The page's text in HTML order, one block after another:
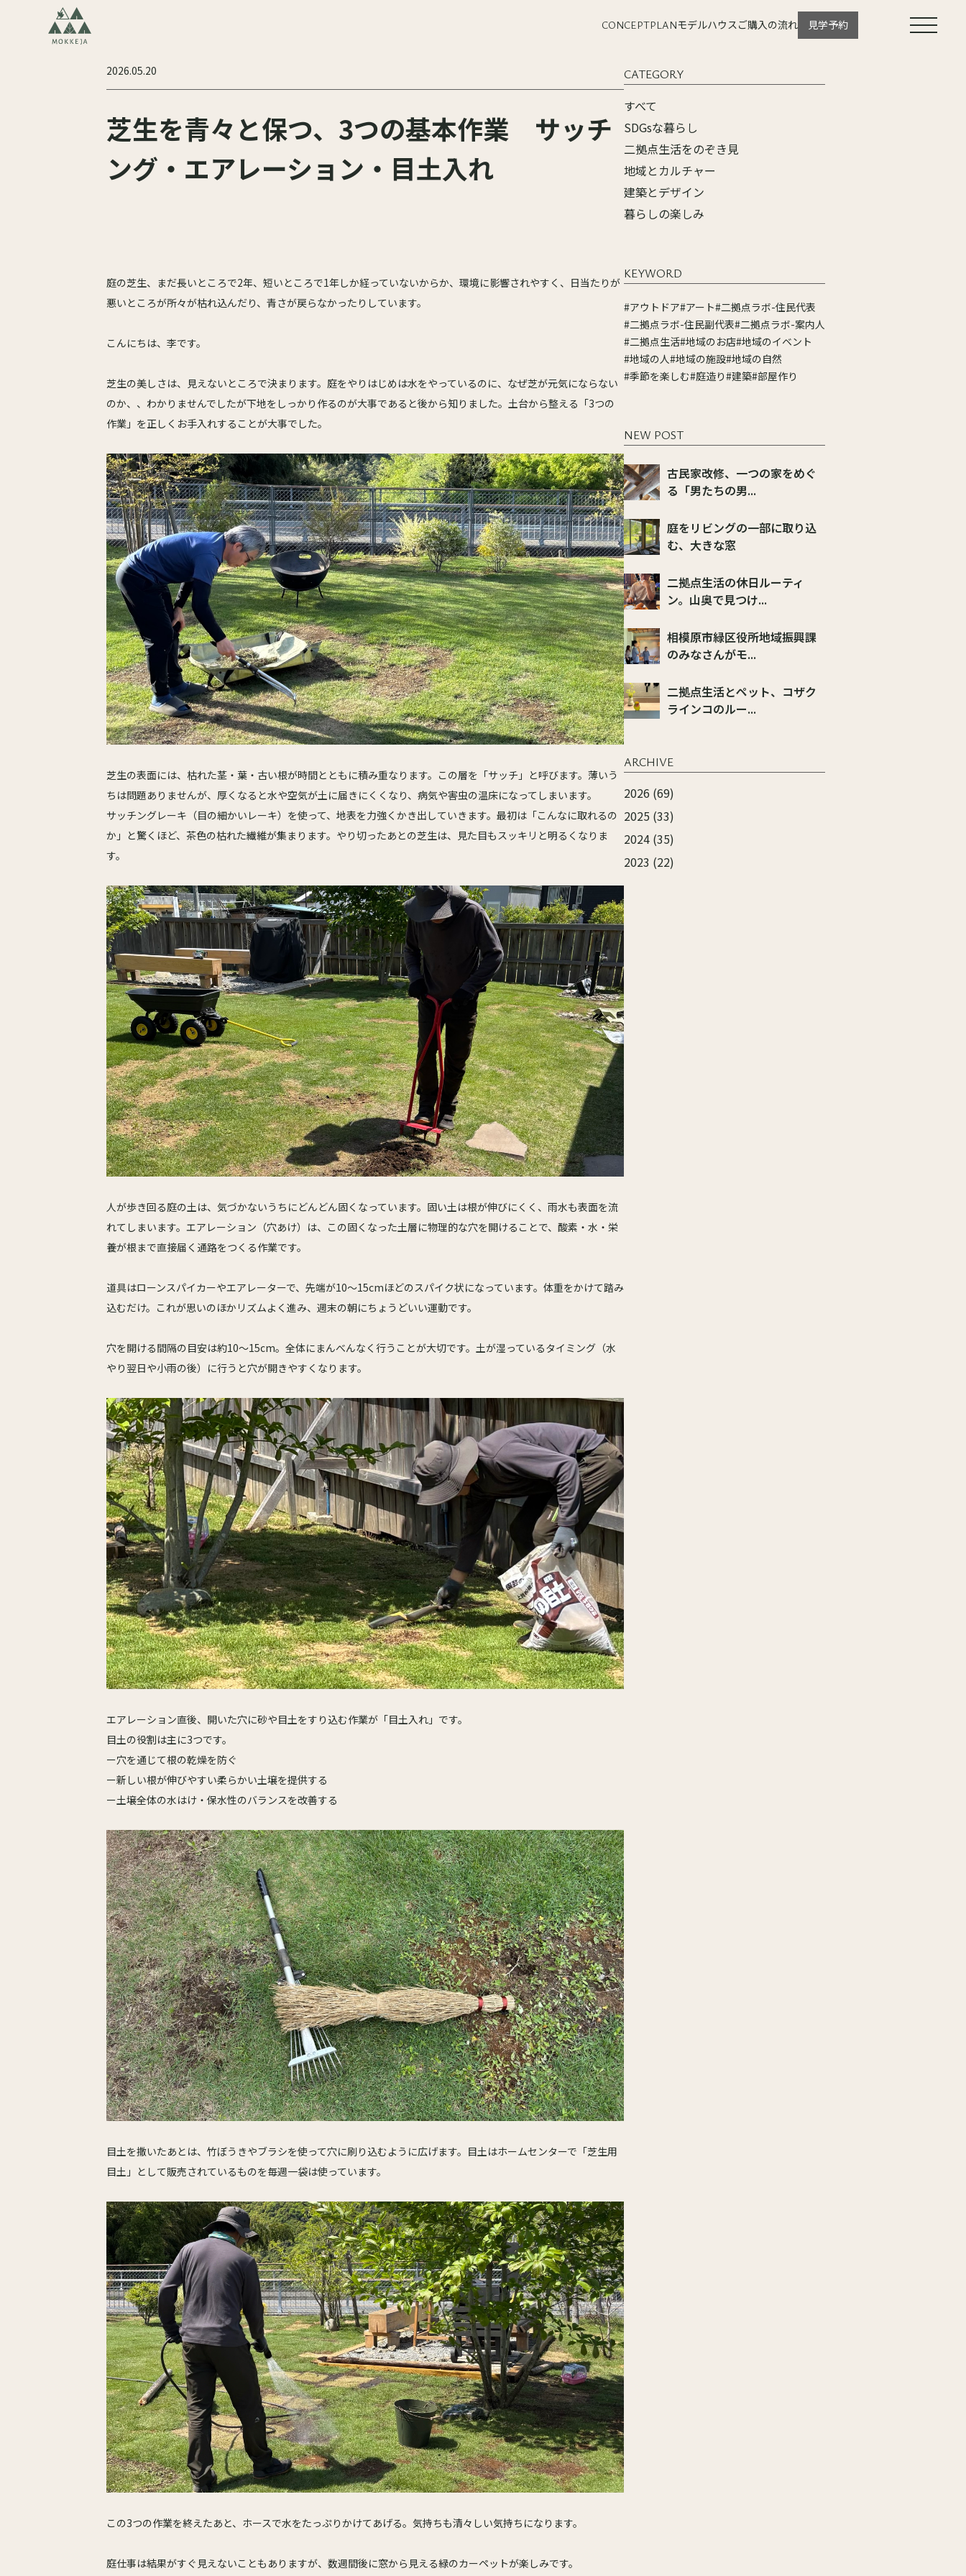
CONCEPTPLANモデルハウスご購入の流れ 見学予約
2026.05.20
芝生を青々と保つ、3つの基本作業 サッチ
ング・エアレーション・目土入れ
庭の芝生、まだ長いところで2年、短いところで1年しか経っていないからか、環境に影響されやすく、日当たりが
悪いところが所々が枯れ込んだり、青さが戻らなかったりしています。
こんにちは、李です。
芝生の美しさは、見えないところで決まります。庭をやりはじめは水をやっているのに、なぜ芝が元気にならない
のか、、わかりませんでしたが下地をしっかり作るのが大事であると後から知りました。土台から整える「3つの
作業」を正しくお手入れすることが大事でした。
芝生の表面には、枯れた茎・葉・古い根が時間とともに積み重なります。この層を「サッチ」と呼びます。薄いう
ちは問題ありませんが、厚くなると水や空気が土に届きにくくなり、病気や害虫の温床になってしまいます。
サッチングレーキ（目の細かいレーキ）を使って、地表を力強くかき出していきます。最初は「こんなに取れるの
か」と驚くほど、茶色の枯れた繊維が集まります。やり切ったあとの芝生は、見た目もスッキリと明るくなりま
す。
人が歩き回る庭の土は、気づかないうちにどんどん固くなっています。固い土は根が伸びにくく、雨水も表面を流
れてしまいます。エアレーション（穴あけ）は、この固くなった土層に物理的な穴を開けることで、酸素・水・栄
養が根まで直接届く通路をつくる作業です。
道具はローンスパイカーやエアレーターで、先端が10〜15cmほどのスパイク状になっています。体重をかけて踏み
込むだけ。これが思いのほかリズムよく進み、週末の朝にちょうどいい運動です。
穴を開ける間隔の目安は約10〜15cm。全体にまんべんなく行うことが大切です。土が湿っているタイミング（水
やり翌日や小雨の後）に行うと穴が開きやすくなります。
エアレーション直後、開いた穴に砂や目土をすり込む作業が「目土入れ」です。
目土の役割は主に3つです。
ー穴を通じて根の乾燥を防ぐ
ー新しい根が伸びやすい柔らかい土壌を提供する
ー土壌全体の水はけ・保水性のバランスを改善する
目土を撒いたあとは、竹ぼうきやブラシを使って穴に刷り込むように広げます。目土はホームセンターで「芝生用
目土」として販売されているものを毎週一袋は使っています。
この3つの作業を終えたあと、ホースで水をたっぷりかけてあげる。気持ちも清々しい気持ちになります。
庭仕事は結果がすぐ見えないこともありますが、数週間後に窓から見える緑のカーペットが楽しみです。
CATEGORY
すべて
SDGsな暮らし
二拠点生活をのぞき見
地域とカルチャー
建築とデザイン
暮らしの楽しみ
KEYWORD
#アウトドア#アート#二拠点ラボ-住民代表
#二拠点ラボ-住民副代表#二拠点ラボ-案内人
#二拠点生活#地域のお店#地域のイベント
#地域の人#地域の施設#地域の自然
#季節を楽しむ#庭造り#建築#部屋作り
NEW POST
古民家改修、一つの家をめぐ
る「男たちの男...
庭をリビングの一部に取り込
む、大きな窓
二拠点生活の休日ルーティ
ン。山奥で見つけ...
相模原市緑区役所地域振興課
のみなさんがモ...
二拠点生活とペット、コザク
ラインコのルー...
ARCHIVE
2026 (69)
2025 (33)
2024 (35)
2023 (22)